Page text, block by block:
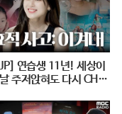
연습생 11년! 세상이
주저앉혀도 다시 CHE
적인 미술관 EP. 06 / 1